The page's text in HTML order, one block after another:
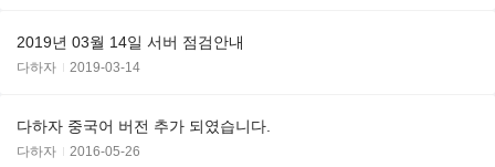
2019년 03월 14일 서버 점검안내
다하자 2019-03-14
다하자 중국어 버전 추가 되였습니다.
다하자 2016-05-26